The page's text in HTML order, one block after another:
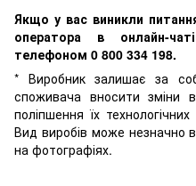
Якщо у вас виникли
оператора в онлайн-
телефоном 0 800 334 198.
* Виробник залишає за
споживача вносити зміни
поліпшення їх
Вид виробів може незначно
на фотографіях.